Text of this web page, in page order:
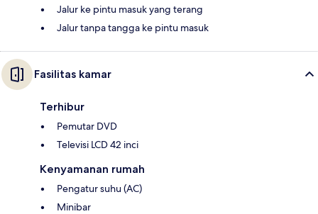
Jalur ke pintu masuk yang terang
Jalur tanpa tangga ke pintu masuk
Fasilitas kamar
Terhibur
Pemutar DVD
Televisi LCD 42 inci
Kenyamanan rumah
Pengatur suhu (AC)
Minibar